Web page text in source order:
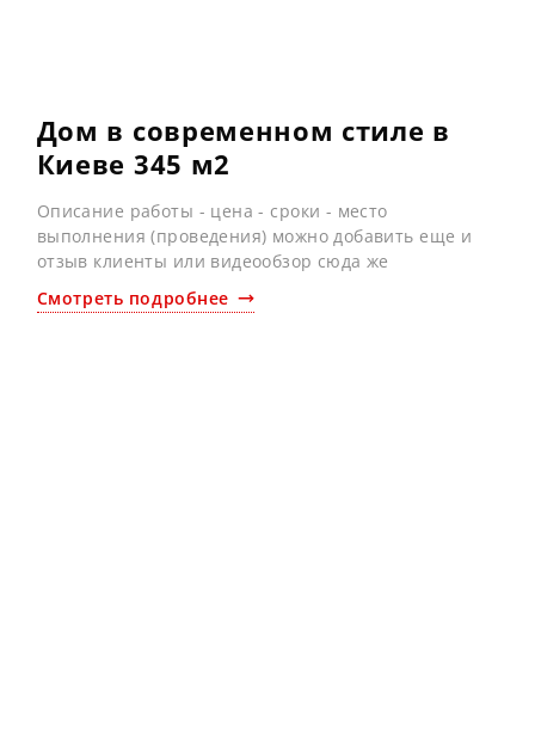
Дом в современном стиле в
Киеве 345 м2
Описание работы - цена - сроки - место
выполнения (проведения) можно добавить еще и
отзыв клиенты или видеообзор сюда же
Смотреть подробнее